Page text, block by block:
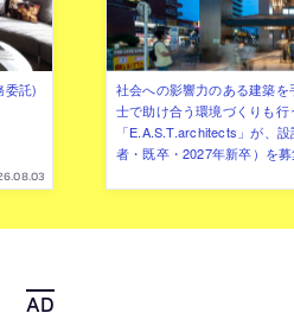
委託)
社会への影響力のある建築
士で助け合う環境づくりも行
「E.A.S.T.architects」が、
者・既卒・2027年新卒）を募